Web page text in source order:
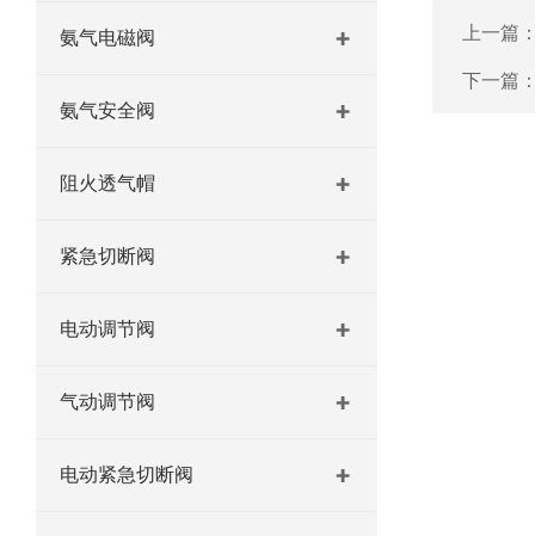
氨气电磁阀
氨气安全阀
阻火透气帽
紧急切断阀
电动调节阀
气动调节阀
电动紧急切断阀
上一篇
下一篇